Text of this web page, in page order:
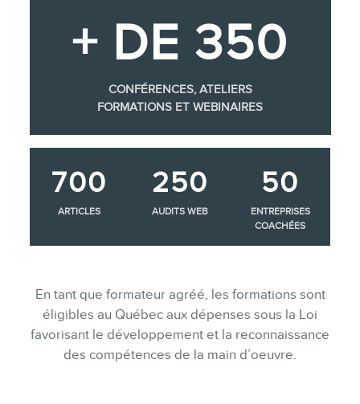
+ DE 350
CONFÉRENCES, ATELIERS
FORMATIONS ET WEBINAIRES
700
ARTICLES
250
AUDITS WEB
50
ENTREPRISES
COACHÉES
En tant que formateur agréé, les formations sont
éligibles au Québec aux dépenses sous la Loi
favorisant le développement et la reconnaissance
des compétences de la main d’oeuvre.